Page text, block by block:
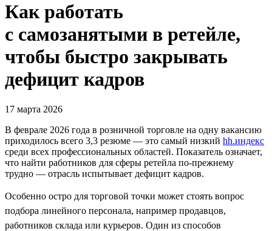
Как работать
с самозанятыми в ретейле,
чтобы быстро закрывать
дефицит кадров
17 марта 2026
В феврале 2026 года в розничной торговле на одну вакансию
приходилось всего 3,3 резюме — это самый низкий hh.индекс
среди всех профессиональных областей. Показатель означает,
что найти работников для сферы ретейла по-прежнему
трудно — отрасль испытывает дефицит кадров.
Особенно остро для торговой точки может стоять вопрос
подбора линейного персонала, например продавцов,
работников склада или курьеров. Один из способов